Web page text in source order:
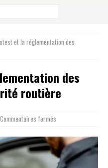
et la réglementation des
des
routière
Commentaires fermés